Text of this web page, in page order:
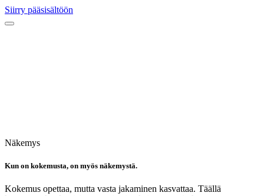
Siirry pääsisältöön
Näkemys
Kun on kokemusta, on myös näkemystä.
Kokemus opettaa, mutta vasta jakaminen kasvattaa. Täällä